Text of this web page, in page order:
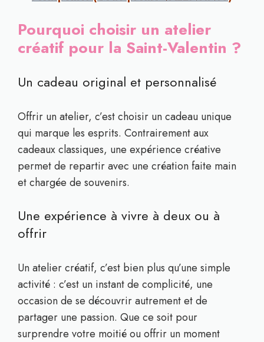
Pourquoi choisir un atelier
créatif pour la Saint-Valentin ?
Un cadeau original et personnalisé
Offrir un atelier, c’est choisir un cadeau unique
qui marque les esprits. Contrairement aux
cadeaux classiques, une expérience créative
permet de repartir avec une création faite main
et chargée de souvenirs.
Une expérience à vivre à deux ou à
offrir
Un atelier créatif, c’est bien plus qu’une simple
activité : c’est un instant de complicité, une
occasion de se découvrir autrement et de
partager une passion. Que ce soit pour
surprendre votre moitié ou offrir un moment